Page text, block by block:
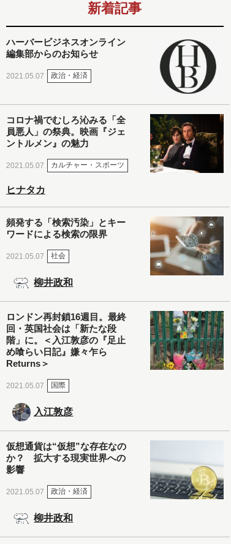
新着記事
ハーバービジネスオンライン
編集部からのお知らせ
2021.05.07 政治・経済
コロナ禍でむしろ沁みる「全
員悪人」の祭典。映画『ジェ
ントルメン』の魅力
2021.05.07 カルチャー・スポーツ
ヒナタカ
頻発する「検索汚染」とキー
ワードによる検索の限界
2021.05.07 社会
柳井政和
ロンドン再封鎖16週目。最終
回・英国社会は「新たな段
階」に。＜入江敦彦の『足止
め喰らい日記』嫌々乍ら
Returns＞
2021.05.07 国際
入江敦彦
仮想通貨は“仮想”な存在なの
か？ 拡大する現実世界への
影響
2021.05.07 政治・経済
柳井政和